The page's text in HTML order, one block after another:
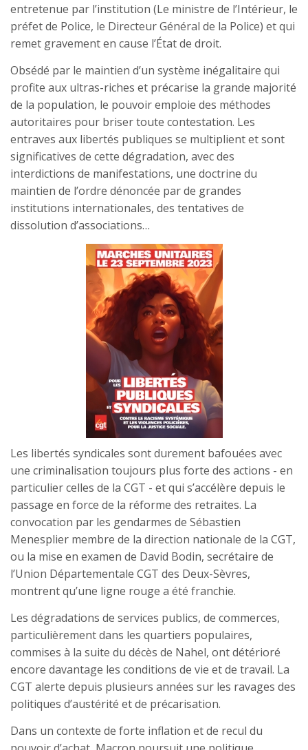
entretenue par l’institution (Le ministre de l’Intérieur, le
préfet de Police, le Directeur Général de la Police) et qui
remet gravement en cause l’État de droit.
Obsédé par le maintien d’un système inégalitaire qui
profite aux ultras-riches et précarise la grande majorité
de la population, le pouvoir emploie des méthodes
autoritaires pour briser toute contestation. Les
entraves aux libertés publiques se multiplient et sont
significatives de cette dégradation, avec des
interdictions de manifestations, une doctrine du
maintien de l’ordre dénoncée par de grandes
institutions internationales, des tentatives de
dissolution d’associations…
Les libertés syndicales sont durement bafouées avec
une criminalisation toujours plus forte des actions - en
particulier celles de la CGT - et qui s’accélère depuis le
passage en force de la réforme des retraites. La
convocation par les gendarmes de Sébastien
Menesplier membre de la direction nationale de la CGT,
ou la mise en examen de David Bodin, secrétaire de
l’Union Départementale CGT des Deux-Sèvres,
montrent qu’une ligne rouge a été franchie.
Les dégradations de services publics, de commerces,
particulièrement dans les quartiers populaires,
commises à la suite du décès de Nahel, ont détérioré
encore davantage les conditions de vie et de travail. La
CGT alerte depuis plusieurs années sur les ravages des
politiques d’austérité et de précarisation.
Dans un contexte de forte inflation et de recul du